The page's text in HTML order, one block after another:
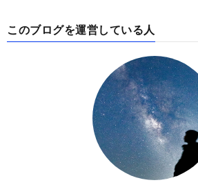
このブログを運営している人